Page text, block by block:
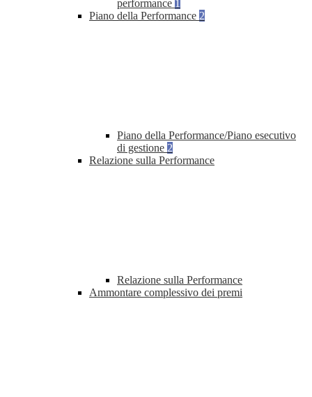
performance 1
Piano della Performance 2
Piano della Performance/Piano esecutivo
di gestione 2
Relazione sulla Performance
Relazione sulla Performance
Ammontare complessivo dei premi